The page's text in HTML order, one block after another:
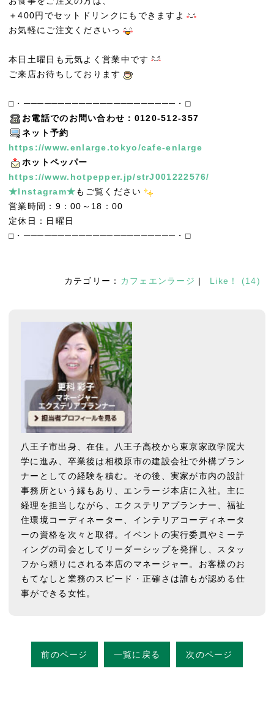
＋400円でセットドリンクにもできますよ
お気軽にご注文くださいっ
本日土曜日も元気よく営業中です
ご来店お待ちしております
□・──────────────────────・□
お電話でのお問い合わせ：0120-512-357
ネット予約
https://www.enlarge.tokyo/cafe-enlarge
ホットペッパー
https://www.hotpepper.jp/strJ001222576/
★Instagram★もご覧ください
営業時間：9：00～18：00
定休日：日曜日
□・──────────────────────・□
カテゴリー： カフェエンラージ | Like！ (14)
八王子市出身、在住。八王子高校から東京家政学院大
学に進み、卒業後は相模原市の建設会社で外構プラン
ナーとしての経験を積む。その後、実家が市内の設計
事務所という縁もあり、エンラージ本店に入社。主に
経理を担当しながら、エクステリアプランナー、福祉
住環境コーディネーター、インテリアコーディネータ
ーの資格を次々と取得。イベントの実行委員やミーテ
ィングの司会としてリーダーシップを発揮し、スタッ
フから頼りにされる本店のマネージャー。お客様のお
もてなしと業務のスピード・正確さは誰もが認める仕
事ができる女性。
前のページ 一覧に戻る 次のページ